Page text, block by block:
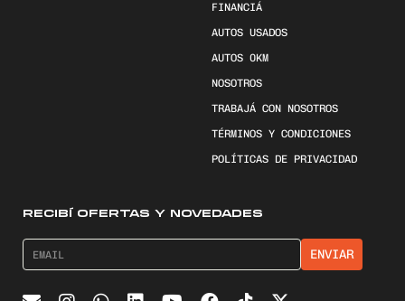
FINANCIÁ
AUTOS USADOS
AUTOS 0KM
NOSOTROS
TRABAJÁ CON NOSOTROS
TÉRMINOS Y CONDICIONES
POLÍTICAS DE PRIVACIDAD
RECIBÍ OFERTAS Y NOVEDADES